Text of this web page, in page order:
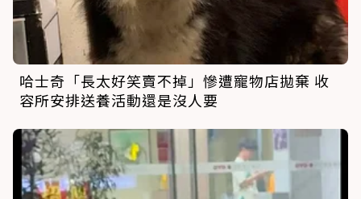
哈士奇「長太好笑賣不掉」慘遭寵物店拋棄 收
容所安排送養活動還是沒人要